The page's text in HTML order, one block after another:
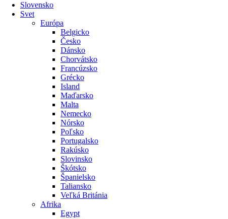
Slovensko
Svet
Európa
Belgicko
Česko
Dánsko
Chorvátsko
Francúzsko
Grécko
Island
Maďarsko
Malta
Nemecko
Nórsko
Poľsko
Portugalsko
Rakúsko
Slovinsko
Škótsko
Španielsko
Taliansko
Veľká Británia
Afrika
Egypt